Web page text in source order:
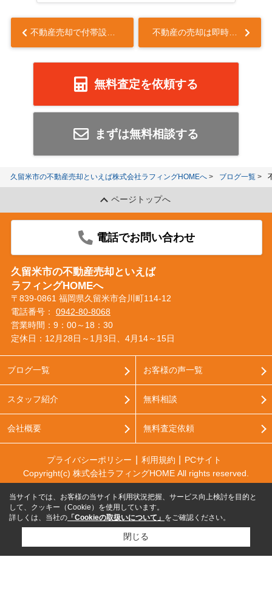
不動産売却で付帯設備表は必要？記載内容や注意点も解説... 不動産の売却は即時買取が良い？仕組みやメリット・デメリットも解説...
無料査定を依頼する
まずは無料相談する
久留米市の不動産売却といえば株式会社ラフィングHOMEへ ブログ一覧
ページトップへ
電話でお問い合わせ
久留米市の不動産売却といえば
ラフィングHOMEへ
〒839-0861 福岡県久留米市合川町114-12
電話番号： 0942-80-8068
営業時間：9：00～18：30
定休日：12月28日～1月3日、4月14～15日
ブログ一覧
スタッフ紹介
会社概要
お客様の声一覧
無料相談
無料査定依頼
プライバシーポリシー 利用規約
PCサイト
Copyright(c) 株式会社ラフィングHOME All rights reserved.
当サイトでは、お客様の当サイト利用状況把握、サービス向上検討を目的と
して、クッキー（Cookie）を使用しています。
詳しくは、当社の 「Cookieの取扱いについて」 をご確認ください。
閉じる